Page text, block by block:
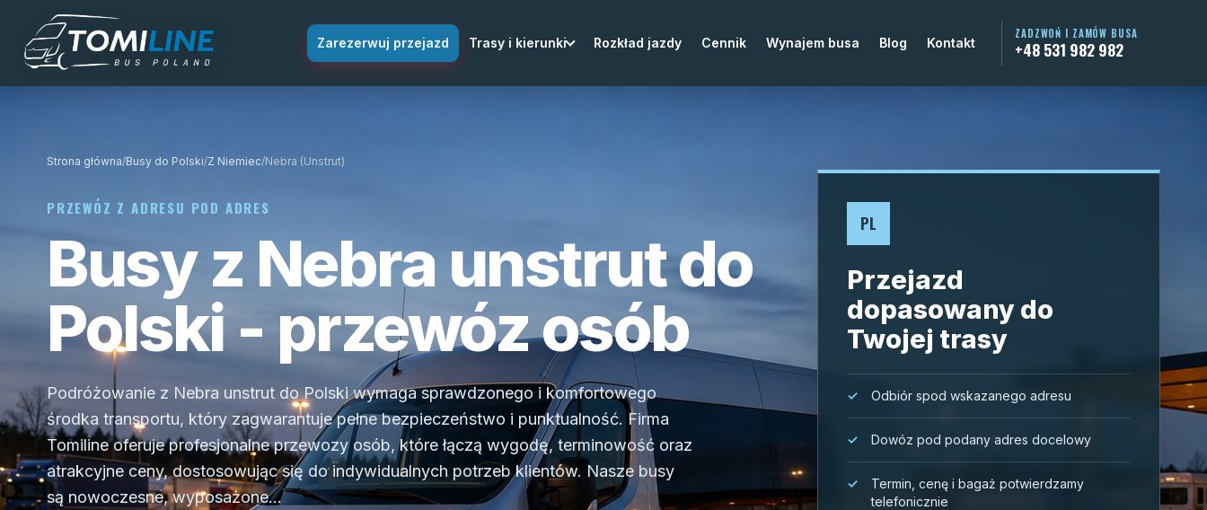
Przejdź do treści
Zarezerwuj przejazd Trasy i kierunki Rozkład jazdy Cennik Wynajem busa Blog Kontakt
ZADZWOŃ I ZAMÓW BUSA
+48 531 982 982
Strona główna/Busy do Polski/Z Niemiec/Nebra (Unstrut)
PRZEWÓZ Z ADRESU POD ADRES
Busy z Nebra unstrut do
Polski - przewóz osób
Podróżowanie z Nebra unstrut do Polski wymaga sprawdzonego i komfortowego
środka transportu, który zagwarantuje pełne bezpieczeństwo i punktualność. Firma
Tomiline oferuje profesjonalne przewozy osób, które łączą wygodę, terminowość oraz
atrakcyjne ceny, dostosowując się do indywidualnych potrzeb klientów. Nasze busy
są nowoczesne, wyposażone...
PL
Przejazd
dopasowany do
Twojej trasy
Odbiór spod wskazanego adresu
Dowóz pod podany adres docelowy
Termin, cenę i bagaż potwierdzamy
telefonicznie